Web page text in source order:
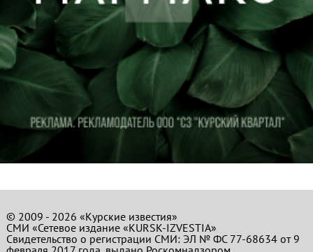
© 2009 - 2026 «Курские известия»
СМИ «Сетевое издание «KURSK-IZVESTIA»
Свидетельство о регистрации СМИ: ЭЛ № ФС 77-68634 от 9